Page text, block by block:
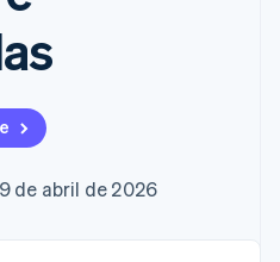
Sigma
valorespor
gerencie
do
anual das
de abril de 2026